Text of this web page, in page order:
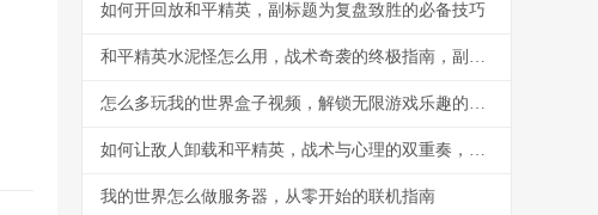
如何开回放和平精英，副标题为复盘致胜的必备技巧
和平精英水泥怪怎么用，战术奇袭的终极指南，副标题，水泥丛林中的隐形杀手
怎么多玩我的世界盒子视频，解锁无限游戏乐趣的钥匙
如何让敌人卸载和平精英，战术与心理的双重奏，副标题，一场没有硝烟的战争
我的世界怎么做服务器，从零开始的联机指南